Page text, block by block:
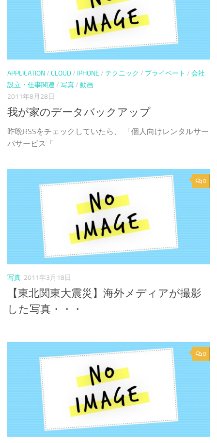
APPLICATION/ CLOUD/ IPHONE / テクニック / プライベート / 会社
設立・仕事関連 / 写真/ 動画
2011年8月28日
我が家のデータバックアップ
昨晩RSSをチェックしていたら、 「個人向けレンタルサー
バサービス「...
0
写真 2011年3月18日
【東北関東大震災】海外メディアが撮影
した写真・・・
0